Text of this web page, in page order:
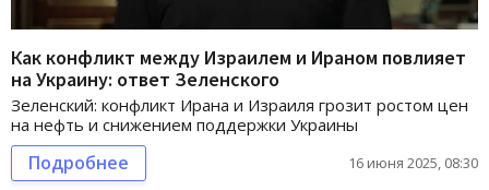
Как конфликт между Израилем и Ираном повлияет
на Украину: ответ Зеленского
Зеленский: конфликт Ирана и Израиля грозит ростом цен
на нефть и снижением поддержки Украины
Подробнее 16 июня 2025, 08:30